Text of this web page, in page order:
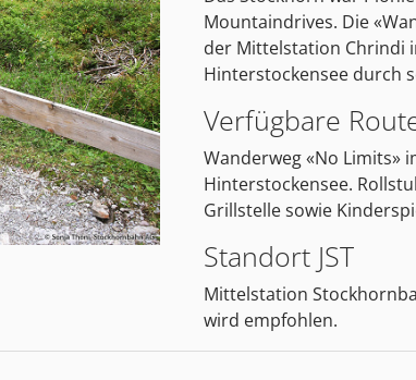
Mountaindrives. Die
der Mittelstation Chrindi
Hinterstockensee durch
Verfügbare
Wanderweg «No Limits»
Hinterstockensee.
Grillstelle sowie
Standort JST
Mittelstation
wird empfohlen.